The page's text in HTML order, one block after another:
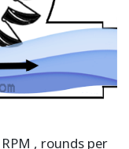
, rounds per